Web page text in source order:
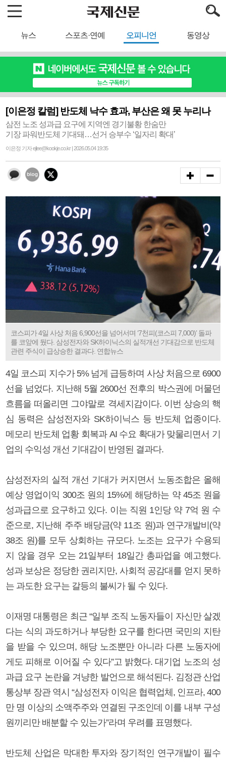
뉴스 스포츠·연예 오피니언 동영상
[이은정 칼럼] 반도체 낙수 효과, 부산은 왜 못 누리나
삼전 노조 성과급 요구에 지역엔 경기불황 한숨만
기장 파워반도체 기대돼…선거 승부수 ‘일자리 확대’
이은정 기자 ejlee@kookje.co.kr | 2026.05.04 19:35
코스피가 4일 사상 처음 6,900선을 넘어서며 ‘7천피(코스피 7,000)’ 돌파
를 코앞에 뒀다. 삼성전자와 SK하이닉스의 실적개선 기대감으로 반도체
관련 주식이 급상승한 결과다. 연합뉴스
4일 코스피 지수가 5% 넘게 급등하며 사상 처음으로 6900
선을 넘었다. 지난해 5월 2600선 전후의 박스권에 머물던
흐름을 떠올리면 그야말로 격세지감이다. 이번 상승의 핵
심 동력은 삼성전자와 SK하이닉스 등 반도체 업종이다.
메모리 반도체 업황 회복과 AI 수요 확대가 맞물리면서 기
업의 수익성 개선 기대감이 반영된 결과다.
삼성전자의 실적 개선 기대가 커지면서 노동조합은 올해
예상 영업이익 300조 원의 15%에 해당하는 약 45조 원을
성과급으로 요구하고 있다. 이는 직원 1인당 약 7억 원 수
준으로, 지난해 주주 배당금(약 11조 원)과 연구개발비(약
38조 원)를 모두 상회하는 규모다. 노조는 요구가 수용되
지 않을 경우 오는 21일부터 18일간 총파업을 예고했다.
성과 보상은 정당한 권리지만, 사회적 공감대를 얻지 못하
는 과도한 요구는 갈등의 불씨가 될 수 있다.
이재명 대통령은 최근 “일부 조직 노동자들이 자신만 살겠
다는 식의 과도하거나 부당한 요구를 한다면 국민의 지탄
을 받을 수 있으며, 해당 노조뿐만 아니라 다른 노동자에
게도 피해로 이어질 수 있다”고 밝혔다. 대기업 노조의 성
과급 요구 논란을 겨냥한 발언으로 해석된다. 김정관 산업
통상부 장관 역시 “삼성전자 이익은 협력업체, 인프라, 400
만 명 이상의 소액주주와 연결된 구조인데 이를 내부 구성
원끼리만 배분할 수 있는가”라며 우려를 표명했다.
반도체 산업은 막대한 투자와 장기적인 연구개발이 필수